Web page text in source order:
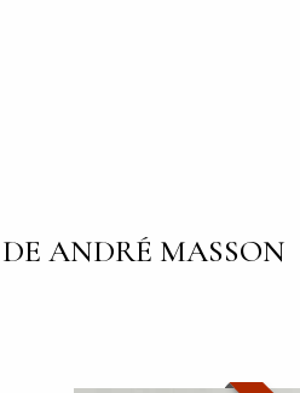
ANDRÉ MASSON